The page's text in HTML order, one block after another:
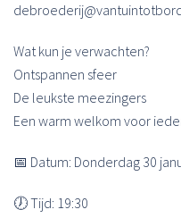
Wat kun je verwachten?
Ontspannen sfeer
De leukste meezingers
Een warm welkom voor
📅 Datum: Donderdag 30
🕖 Tijd: 19:30